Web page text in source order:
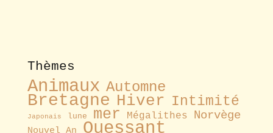
Thèmes
Animaux Automne
Bretagne Hiver Intimité
Japonais lune mer Mégalithes Norvège
Nouvel An Ouessant